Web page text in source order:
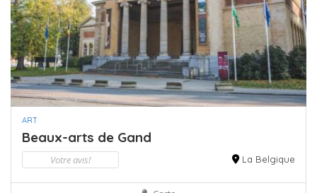
ART
Beaux-arts de Gand
Votre avis! La Belgique